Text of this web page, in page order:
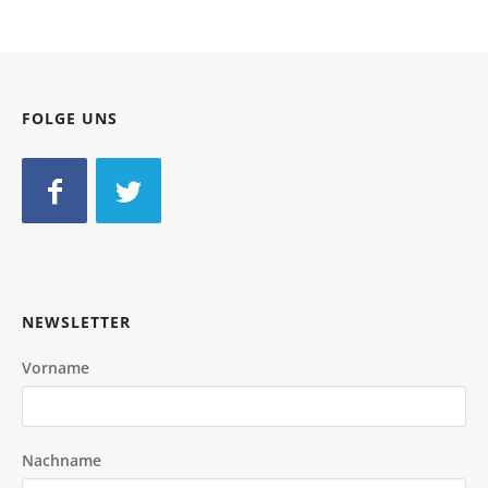
FOLGE UNS
NEWSLETTER
Vorname
Nachname